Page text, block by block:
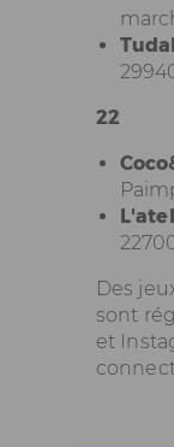
22
Des
sont
et